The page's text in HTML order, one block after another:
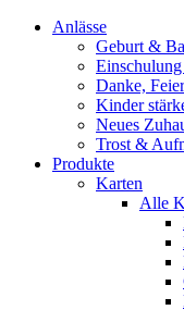
Anlässe
Geburt &
Danke,
Kinder
Neues
Trost &
Produkte
Karten
Alle